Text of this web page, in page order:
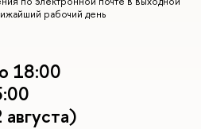
рабочий день
18:00